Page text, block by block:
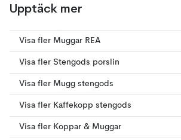
Upptäck mer
Visa fler Muggar REA
Visa fler Stengods porslin
Visa fler Mugg stengods
Visa fler Kaffekopp stengods
Visa fler Koppar & Muggar